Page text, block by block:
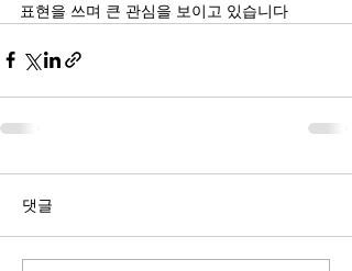
표현을 쓰며 큰 관심을 보이고 있습니다
댓글